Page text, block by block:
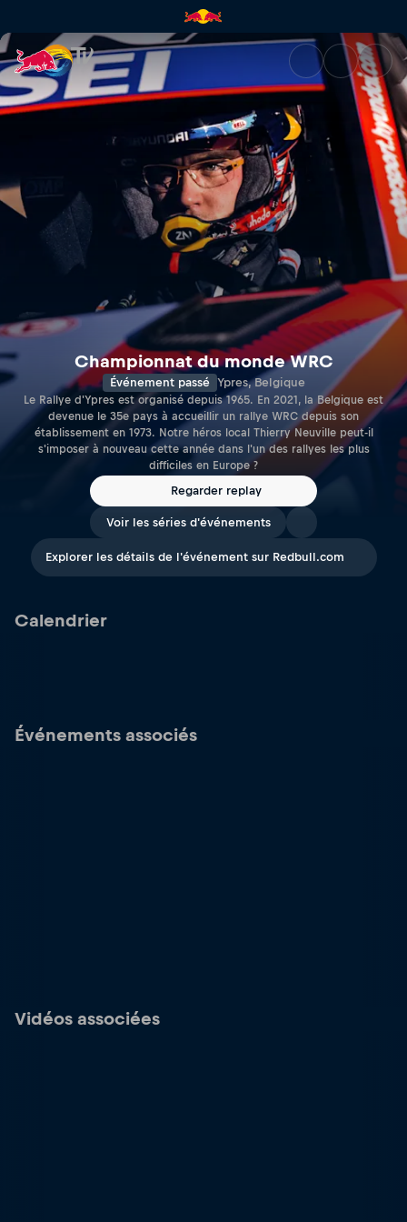
Rallye d'Ypres | Red Bull TV
Championnat du monde WRC
Événement passé Ypres, Belgique
Le Rallye d'Ypres est organisé depuis 1965. En 2021, la Belgique est
devenue le 35e pays à accueillir un rallye WRC depuis son
établissement en 1973. Notre héros local Thierry Neuville peut-il
s'imposer à nouveau cette année dans l'un des rallyes les plus
difficiles en Europe ?
Regarder replay
Voir les séries d'événements
Explorer les détails de l'événement sur Redbull.com
Calendrier
Événements associés
Vidéos associées